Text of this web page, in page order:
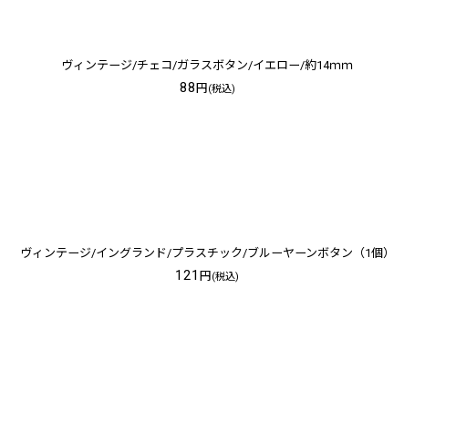
ヴィンテージ/チェコ/ガラスボタン/イエロー/約14ｍｍ
88 円 (税込)
ヴィンテージ/イングランド/プラスチック/ブルーヤーンボタン（1個）
121円 (税込)